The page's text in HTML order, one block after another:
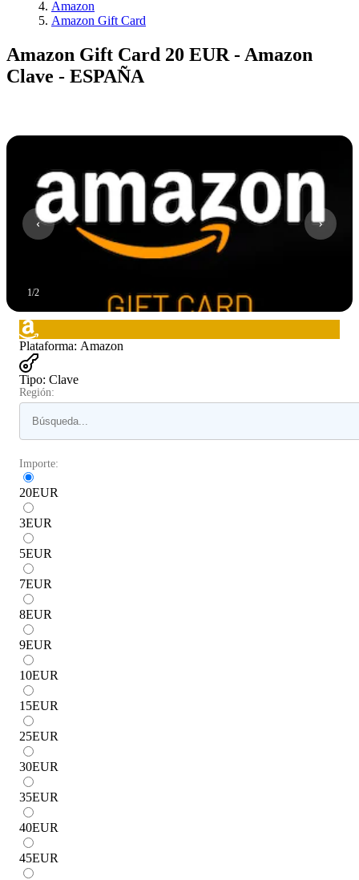
Amazon
Amazon Gift Card
Amazon Gift Card 20 EUR - Amazon
Clave - ESPAÑA
1/2
Plataforma: Amazon
Tipo: Clave
Región:
Importe:
20EUR
3EUR
5EUR
7EUR
8EUR
9EUR
10EUR
15EUR
25EUR
30EUR
35EUR
40EUR
45EUR